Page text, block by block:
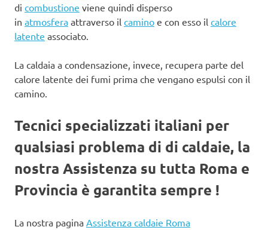
di combustione viene quindi disperso
in atmosfera attraverso il camino e con esso il calore
latente associato.
La caldaia a condensazione, invece, recupera parte del
calore latente dei fumi prima che vengano espulsi con il
camino.
Tecnici specializzati italiani per
qualsiasi problema di di caldaie, la
nostra Assistenza su tutta Roma e
Provincia è garantita sempre !
La nostra pagina Assistenza caldaie Roma